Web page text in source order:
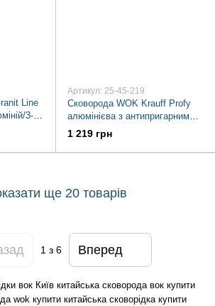
Line
3-ох
Артикул: 25-45-219
Сковорода WOK Krauff Profy
алюмінієва з антипригарним
покриттям 28 см
1 219 грн
ще 20 товарів
1з 6 Вперед
вок Київ китайська сковорода вок купити
wok купити китайська сковорідка купити